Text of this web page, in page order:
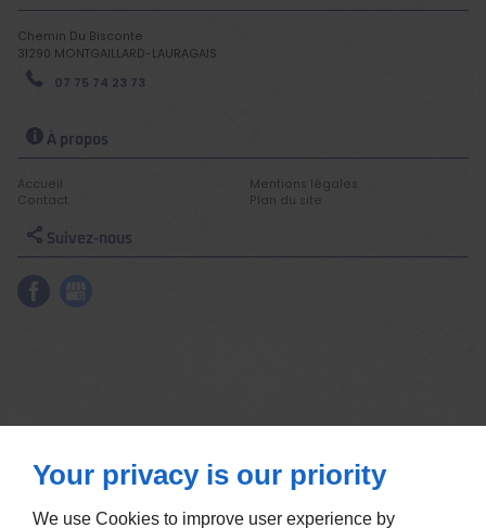
Chemin Du Bisconte
31290 MONTGAILLARD-LAURAGAIS
07 75 74 23 73
À propos
Accueil
Contact
Mentions légales
Plan du site
Suivez-nous
Your privacy is our priority
We use Cookies to improve user experience by